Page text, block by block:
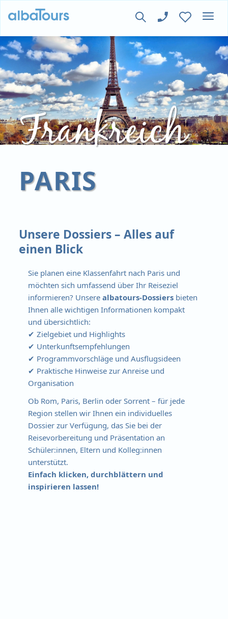
Frankreich
PARIS
Unsere Dossiers – Alles auf
einen Blick
Sie planen eine Klassenfahrt nach Paris und
möchten sich umfassend über Ihr Reiseziel
informieren? Unserealbatours-Dossiers bieten
Ihnen alle wichtigen Informationen kompakt
und übersichtlich:
✔ Zielgebiet und Highlights
✔ Unterkunftsempfehlungen
✔ Programmvorschläge und Ausflugsideen
✔ Praktische Hinweise zur Anreise und
Organisation
Ob Rom, Paris, Berlin oder Sorrent – für jede
Region stellen wir Ihnen ein individuelles
Dossier zur Verfügung, das Sie bei der
Reisevorbereitung und Präsentation an
Schüler:innen, Eltern und Kolleg:innen
unterstützt.
Einfach klicken, durchblättern und
inspirieren lassen!